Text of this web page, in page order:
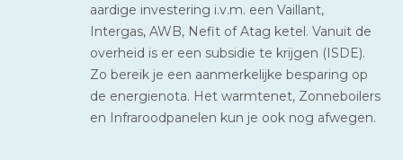
aardige investering i.v.m. een Vaillant,
Intergas, AWB, Nefit of Atag ketel. Vanuit de
overheid is er een subsidie te krijgen (ISDE).
Zo bereik je een aanmerkelijke besparing op
de energienota. Het warmtenet, Zonneboilers
en Infraroodpanelen kun je ook nog afwegen.